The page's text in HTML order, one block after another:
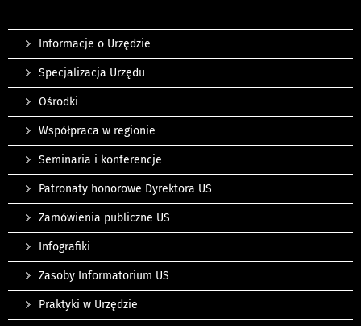
Informacje o Urzędzie
Specjalizacja Urzędu
Ośrodki
Współpraca w regionie
Seminaria i konferencje
Patronaty honorowe Dyrektora US
Zamówienia publiczne US
Infografiki
Zasoby Informatorium US
Praktyki w Urzędzie